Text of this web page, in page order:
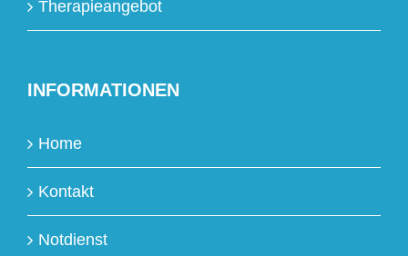
Therapieangebot
INFORMATIONEN
Home
Kontakt
Notdienst